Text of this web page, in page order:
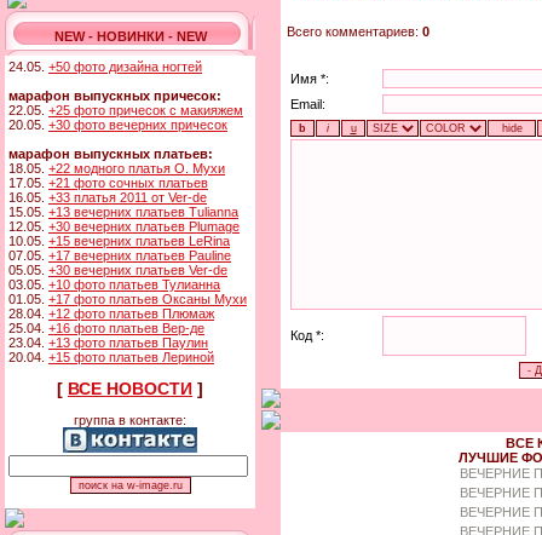
NEW - НОВИНКИ - NEW
24.05. +50 фото дизайна ногтей
марафон выпускных причесок:
22.05. +25 фото причесок с макияжем
20.05. +30 фото вечерних причесок
марафон выпускных платьев:
18.05. +22 модного платья О. Мухи
17.05. +21 фото сочных платьев
16.05. +33 платья 2011 от Ver-de
15.05. +13 вечерних платьев Tulianna
12.05. +30 вечерних платьев Plumage
10.05. +15 вечерних платьев LeRina
07.05. +17 вечерних платьев Pauline
05.05. +30 вечерних платьев Ver-de
03.05. +10 фото платьев Тулианна
01.05. +17 фото платьев Оксаны Мухи
28.04. +12 фото платьев Плюмаж
25.04. +16 фото платьев Вер-де
23.04. +13 фото платьев Паулин
20.04. +15 фото платьев Лериной
[ ВСЕ НОВОСТИ ]
группа в контакте:
Всего комментариев: 0
Имя *:
Email:
Код *:
ВСЕ
ЛУЧШИЕ
ВЕЧЕРНИЕ
ВЕЧЕРНИЕ
ВЕЧЕРНИЕ
ВЕЧЕРНИЕ